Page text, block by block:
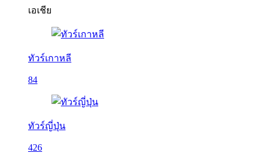
เอเชีย
ทัวร์เกาหลี
84
ทัวร์ญี่ปุ่น
426